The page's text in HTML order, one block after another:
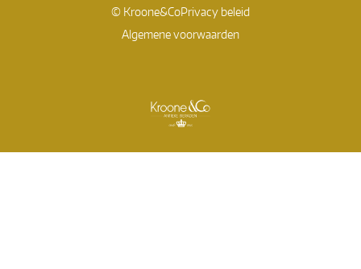
© Kroone&CoPrivacy beleid
Algemene voorwaarden